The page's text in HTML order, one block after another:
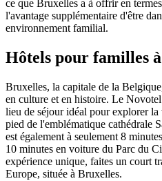
ce que Bruxelles a à offrir en
l'avantage supplémentaire d'être
environnement familial.
Hôtels pour familles
Bruxelles, la capitale de la
en culture et en histoire. Le
lieu de séjour idéal pour explorer
pied de l'emblématique cathédrale
est également à seulement 8
10 minutes en voiture du Parc du
expérience unique, faites un court
Europe, située à Bruxelles.